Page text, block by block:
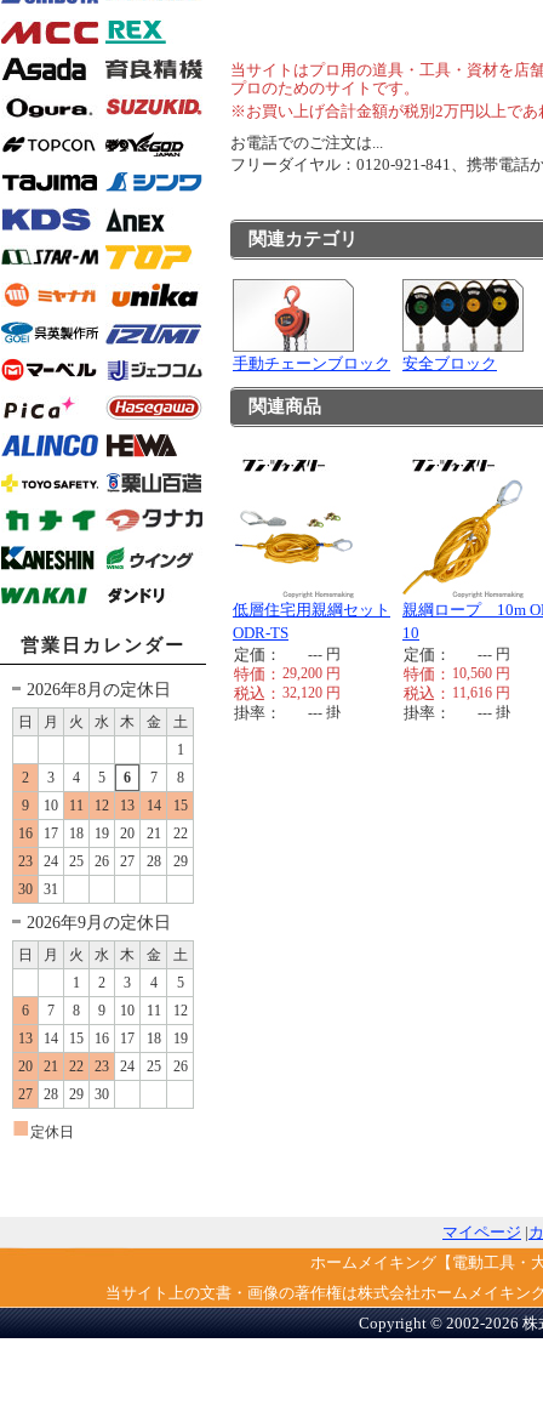
営業日カレンダー
2026年8月の定休日
日 月 火 水 木 金
土
1
2
3 4 5 6 7
8
9
10 11 12 13 14
15
16
17 18 19 20 21
22
23
24 25 26 27 28
29
30
31
2026年9月の定休日
日 月 火 水 木 金
土
1
2 3 4
5
6
7 8 9 10 11
12
13
14 15 16 17 18
19
20
21 22 23 24 25
26
27
28 29 30
■ 定休日
当サイトはプロ用の道具・工具・資材を店
プロのためのサイトです。
※お買い上げ合計金額が税別2万円以上で
お電話でのご注文は...
フリーダイヤル：0120-921-841、携帯電
関連カテゴリ
手動チェーンブロック 安全ブロック
関連商品
低層住宅用親綱セット
ODR-TS
定価：
--- 円
特価： 29,200 円
税込： 32,120 円
掛率： --- 掛
親綱ロープ 10m
10
定価：
--- 円
特価： 10,560 円
税込： 11,616 円
掛率： --- 掛
マイページ |
ホームメイキング【電動工具・
当サイト上の文書・画像の著作権は株式会社ホームメイキ
Copyright © 2002-2026